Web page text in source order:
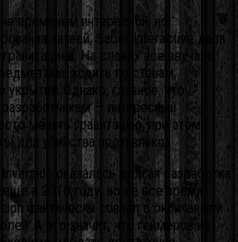
временем интересной, но
затеей, Saber Interactive дала
На словах все звучало
ходить по стенам,
укрытия. Однако, главное, что
— интересный
менять гравитацию, при этом
для убийства противников.
оказалась долгая разработка
в 2010 году, но ее все время
фактически совпал с окончанием
А это значит, что геймеров не